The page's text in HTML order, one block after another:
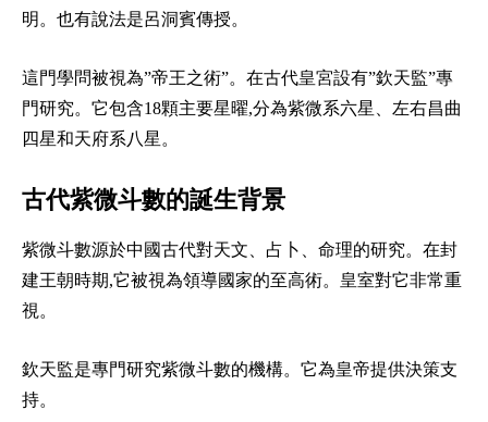
明。也有說法是呂洞賓傳授。
這門學問被視為”帝王之術”。在古代皇宮設有”欽天監”專
門研究。它包含18顆主要星曜,分為紫微系六星、左右昌曲
四星和天府系八星。
古代紫微斗數的誕生背景
紫微斗數源於中國古代對天文、占卜、命理的研究。在封
建王朝時期,它被視為領導國家的至高術。皇室對它非常重
視。
欽天監是專門研究紫微斗數的機構。它為皇帝提供決策支
持。